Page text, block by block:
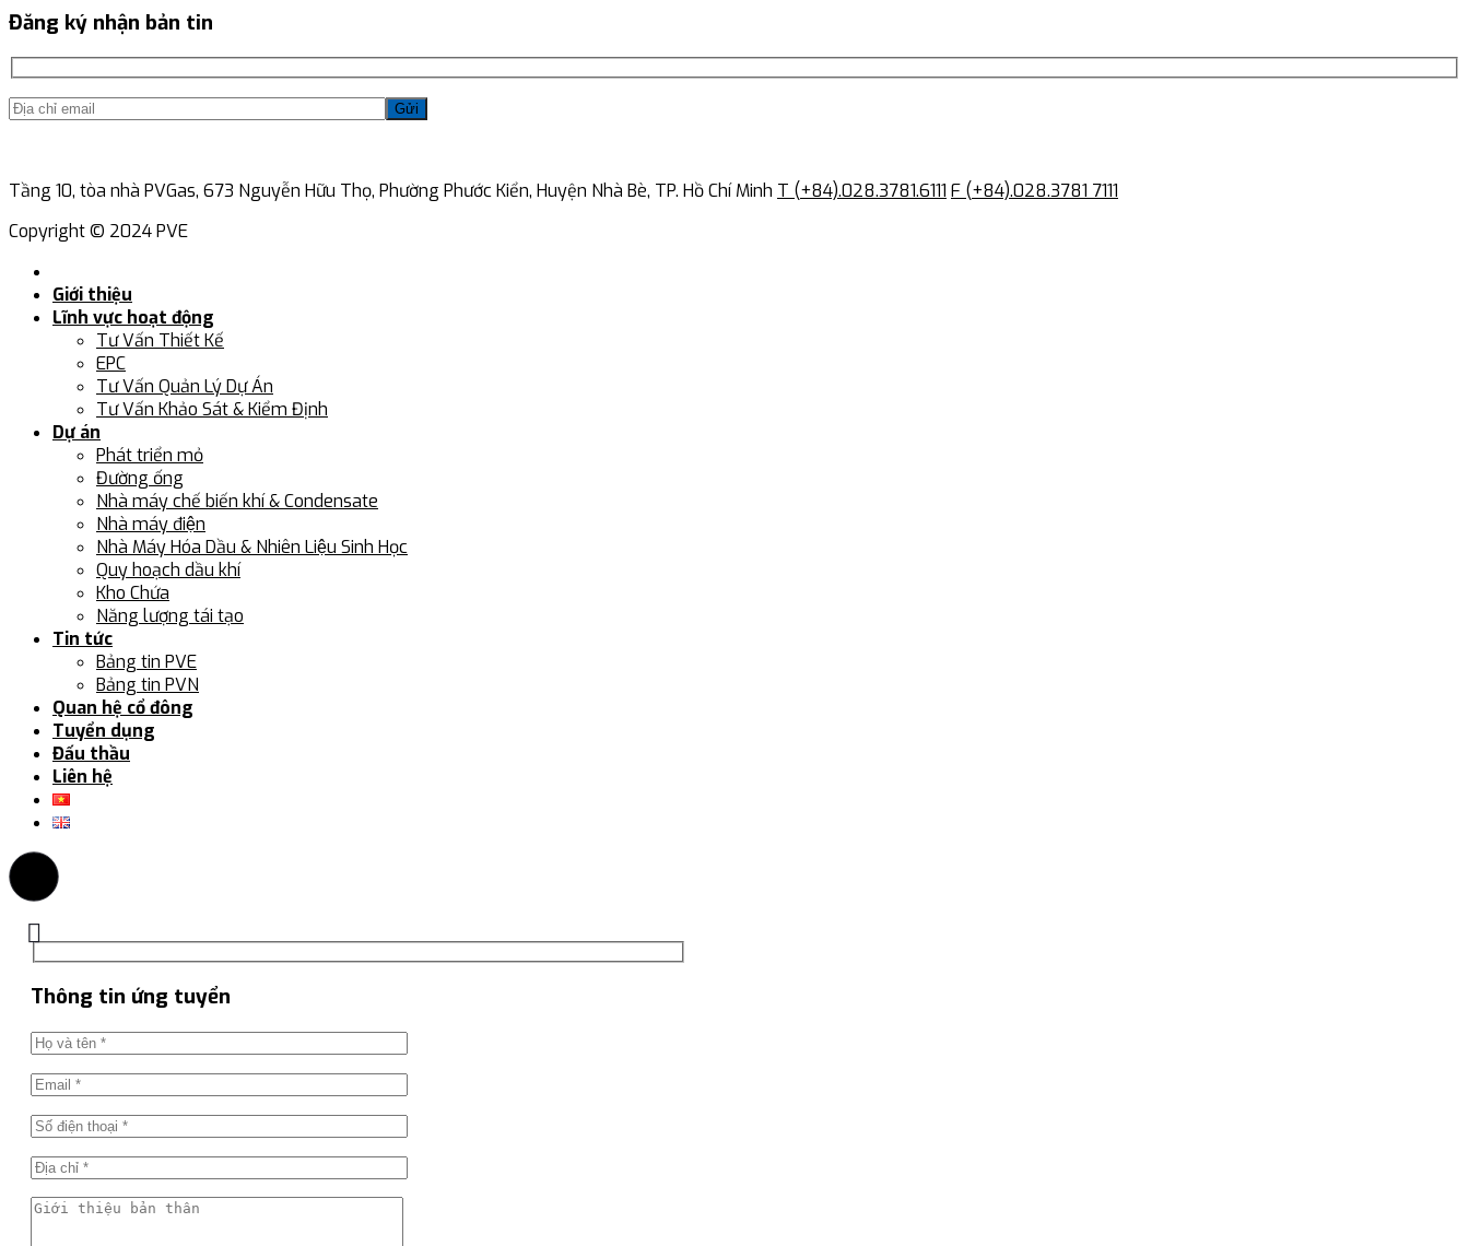
Đăng ký nhận bản tin
Gửi
Tầng 10, tòa nhà PVGas, 673 Nguyễn Hữu Thọ, Phường Phước Kiển, Huyện Nhà Bè, TP. Hồ Chí Minh T (+84).028.3781.6111 F (+84).028.3781 7111
Copyright © 2024 PVE
Giới thiệu
Lĩnh vực hoạt động
Tư Vấn Thiết Kế
EPC
Tư Vấn Quản Lý Dự Án
Tư Vấn Khảo Sát & Kiểm Định
Dự án
Phát triển mỏ
Đường ống
Nhà máy chế biến khí & Condensate
Nhà máy điện
Nhà Máy Hóa Dầu & Nhiên Liệu Sinh Học
Quy hoạch dầu khí
Kho Chứa
Năng lượng tái tạo
Tin tức
Bảng tin PVE
Bảng tin PVN
Quan hệ cổ đông
Tuyển dụng
Đấu thầu
Liên hệ
Thông tin ứng tuyển